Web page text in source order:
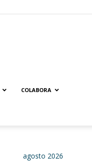
COLABORA
agosto 2026